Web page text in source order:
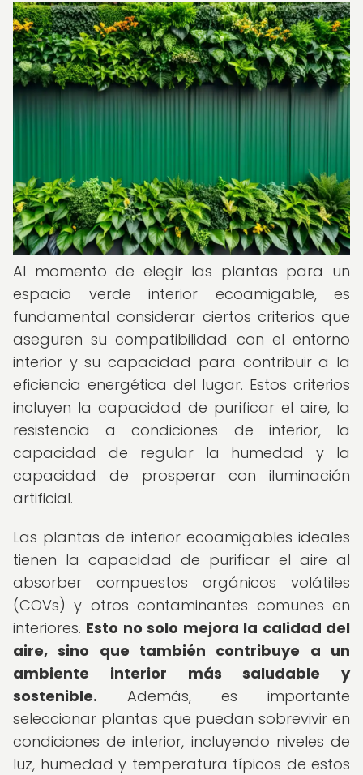
Al momento de elegir las plantas para un
espacio verde interior ecoamigable, es
fundamental considerar ciertos criterios que
aseguren su compatibilidad con el entorno
interior y su capacidad para contribuir a la
eficiencia energética del lugar. Estos criterios
incluyen la capacidad de purificar el aire, la
resistencia a condiciones de interior, la
capacidad de regular la humedad y la
capacidad de prosperar con iluminación
artificial.
Las plantas de interior ecoamigables ideales
tienen la capacidad de purificar el aire al
absorber compuestos orgánicos volátiles
(COVs) y otros contaminantes comunes en
interiores. Esto no solo mejora la calidad del
aire, sino que también contribuye a un
ambiente interior más saludable y
sostenible. Además, es importante
seleccionar plantas que puedan sobrevivir en
condiciones de interior, incluyendo niveles de
luz, humedad y temperatura típicos de estos